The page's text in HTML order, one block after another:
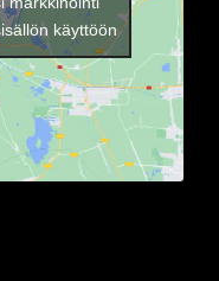
käyttöön